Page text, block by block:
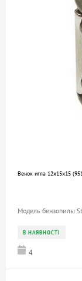
Венок игла 12х15х15
Модель бензопилы
В НАЯВНОСТІ
4